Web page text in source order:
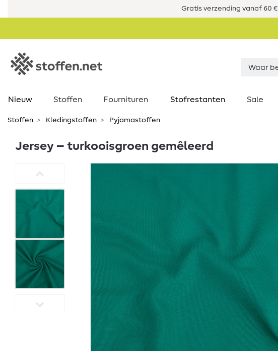
Gratis verzending vanaf 60 €
Nieuw Stoffen Fournituren Stofrestanten Sale
Stoffen Kledingstoffen Pyjamastoffen
Jersey – turkooisgroen gemêleerd